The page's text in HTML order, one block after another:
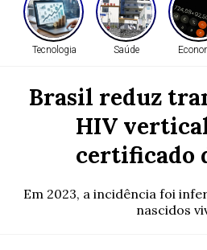
Tecnologia Saúde
Brasil reduz
HIV
certificado
Em 2023, a incidência foi
nascidos